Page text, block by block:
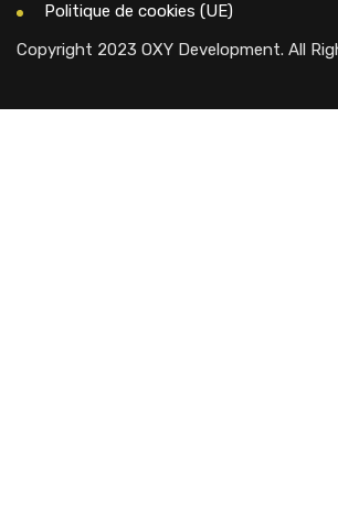
Copyright 2023 OXY Development. All
Politique de cookies (UE)